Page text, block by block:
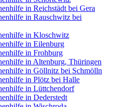
in Reichstädt bei Gera
in Rauschwitz bei
in Kloschwitz
in Eilenburg
in Frohburg
in Altenburg, Thüringen
in Göllnitz bei Schmölln
in Plötz bei Halle
in Lüttchendorf
in Dederstedt